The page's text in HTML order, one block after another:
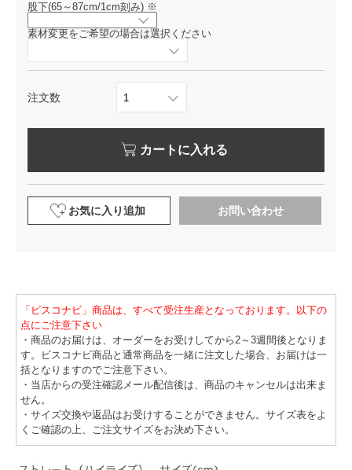
股下(65～87cm/1cm刻み) ※
素材変更をご希望の場合は選択ください
注文数
カートに入れる
お気に入り追加 お問い合わせ
「ビスコナビ」商品は、すべて受注生産となっております。以下の
点にご注意下さい
・商品のお届けは、オーダーをお受けしてから2～3週間後となりま
す。ビスコナビ商品と通常商品を一緒に注文した場合、お届けは一
括となりますのでご注意下さい。
・当店からの受注確認メール配信後は、商品のキャンセルは出来ま
せん。
・サイズ交換や返品はお受けすることができません。サイズ表をよ
くご確認の上、ご注文サイズをお決め下さい。